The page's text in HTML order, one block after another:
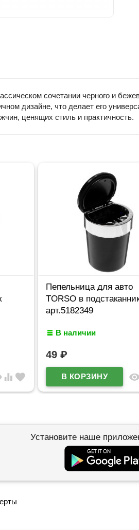
сочетании черного и
дизайне, что делает его
ценящих стиль и практичность.
для авто
в подстаканник
visibilityequalizerfavorite
Установите наше